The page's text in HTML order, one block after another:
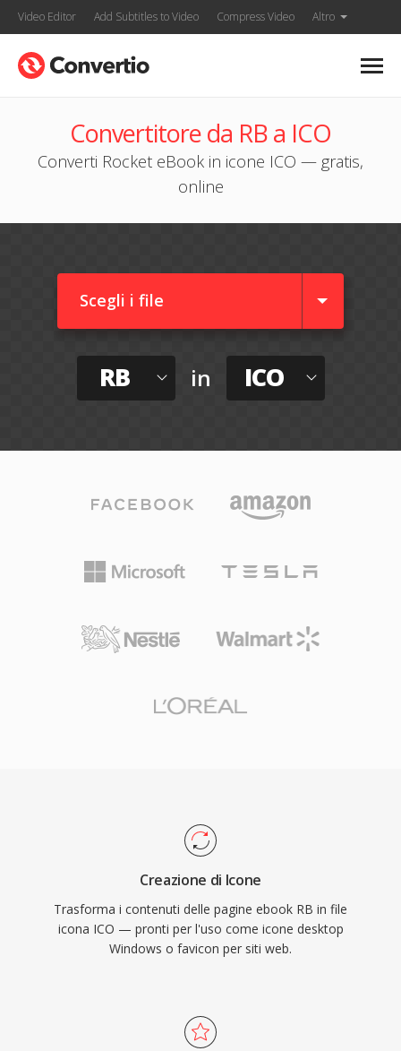
Video Editor Add Subtitles to Video Compress Video Altro
Convertitore da RB a ICO
Converti Rocket eBook in icone ICO — gratis,
online
Scegli i file
RB in ICO
Creazione di Icone
Trasforma i contenuti delle pagine ebook RB in file
icona ICO — pronti per l'uso come icone desktop
Windows o favicon per siti web.